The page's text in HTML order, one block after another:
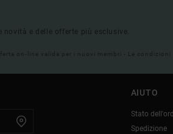
e delle offerte più esclusive.
on-line valida per i nuovi membri - Le
AIUTO
Stato
Spedizione